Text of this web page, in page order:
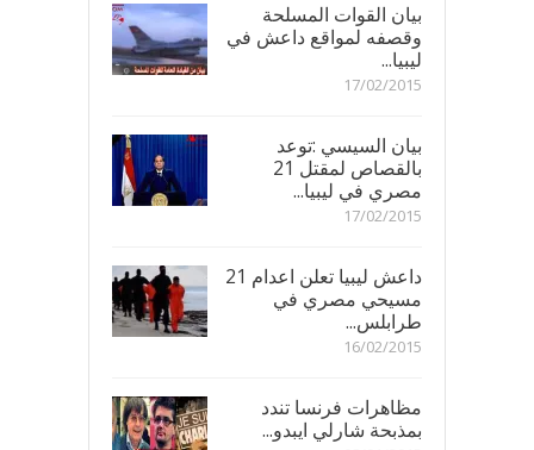
بيان القوات المسلحة
وقصفه لمواقع داعش في
ليبيا...
17/02/2015
بيان السيسي :توعد
بالقصاص لمقتل 21
مصري في ليبيا...
17/02/2015
داعش ليبيا تعلن اعدام 21
مسيحي مصري في
طرابلس...
16/02/2015
مظاهرات فرنسا تندد
بمذبحة شارلي ايبدو...